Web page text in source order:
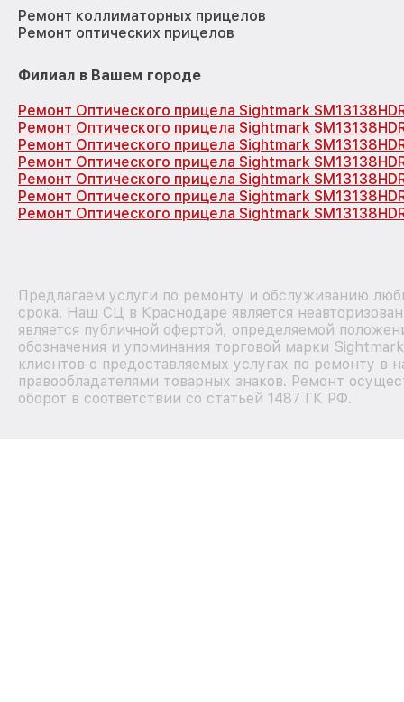
Ремонт коллиматорных прицелов
Ремонт оптических прицелов
Филиал в Вашем городе
Ремонт Оптического прицела Sightmark
Ремонт Оптического прицела Sightmark
Ремонт Оптического прицела Sightmark
Ремонт Оптического прицела Sightmark
Ремонт Оптического прицела Sightmark
Ремонт Оптического прицела Sightmark
Ремонт Оптического прицела Sightmark
Предлагаем услуги по ремонту и обслуживанию
срока. Наш СЦ в Краснодаре является
является публичной офертой, определяемой
обозначения и упоминания торговой марки
клиентов о предоставляемых услугах по ремонту в
правообладателями товарных знаков. Ремонт
оборот в соответствии со статьей 1487 ГК РФ.